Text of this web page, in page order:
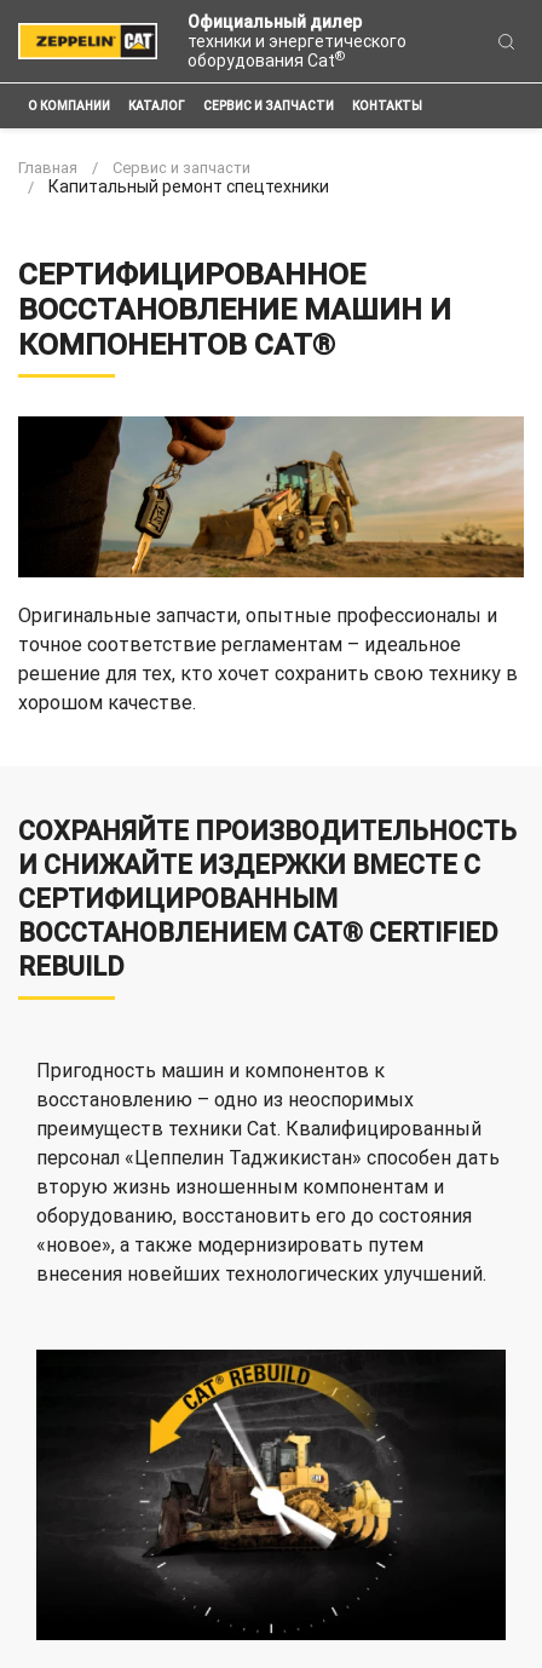
Официальный дилер
техники и энергетического
оборудования Cat®
О КОМПАНИИ КАТАЛОГ СЕРВИС И ЗАПЧАСТИ КОНТАКТЫ
Главная Сервис и запчасти
Капитальный ремонт спецтехники
CЕРТИФИЦИРОВАННОЕ
ВОССТАНОВЛЕНИЕ МАШИН И
КОМПОНЕНТОВ СAT®
Оригинальные запчасти, опытные профессионалы и
точное соответствие регламентам – идеальное
решение для тех, кто хочет сохранить свою технику в
хорошом качестве.
СОХРАНЯЙТЕ ПРОИЗВОДИТЕЛЬНОСТЬ
И СНИЖАЙТЕ ИЗДЕРЖКИ ВМЕСТЕ С
СЕРТИФИЦИРОВАННЫМ
ВОССТАНОВЛЕНИЕМ CAT® CERTIFIED
REBUILD
Пригодность машин и компонентов к
восстановлению – одно из неоспоримых
преимуществ техники Cat. Квалифицированный
персонал «Цеппелин Таджикистан» способен дать
вторую жизнь изношенным компонентам и
оборудованию, восстановить его до состояния
«новое», а также модернизировать путем
внесения новейших технологических улучшений.